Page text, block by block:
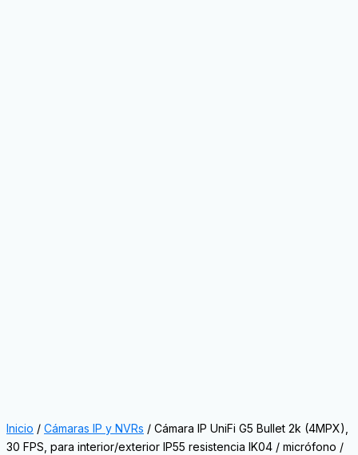
Inicio / Cámaras IP y NVRs / Cámara IP UniFi G5 Bullet 2k (4MPX),
30 FPS, para interior/exterior IP55 resistencia IK04 / micrófono /